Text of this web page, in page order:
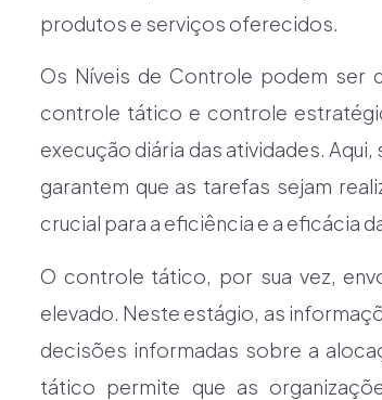
produtos e serviços oferecidos.
Os Níveis de Controle podem ser
controle tático e controle
execução diária das atividades.
garantem que as tarefas sejam
crucial para a eficiência e a eficácia
O controle tático, por sua vez,
elevado. Neste estágio, as
decisões informadas sobre a
tático permite que as